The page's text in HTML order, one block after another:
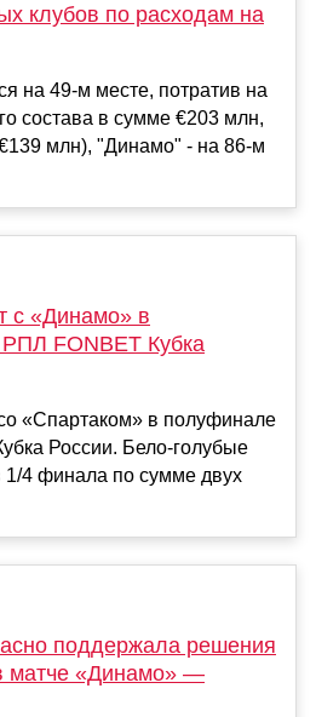
клубов по расходам на
на 49-м месте, потратив на
состава в сумме €203 млн,
млн), "Динамо" - на 86-м
с «Динамо» в
FONBET Кубка
«Спартаком» в полуфинале
России. Бело-голубые
1/4 финала по сумме двух
поддержала решения
матче «Динамо» —